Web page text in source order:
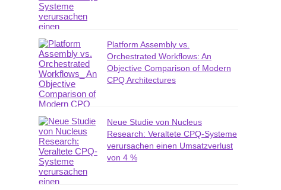
Platform Assembly vs.
Orchestrated Workflows: An
Objective Comparison of Modern
CPQ Architectures
Neue Studie von Nucleus
Research: Veraltete CPQ-Systeme
verursachen einen Umsatzverlust
von 4 %